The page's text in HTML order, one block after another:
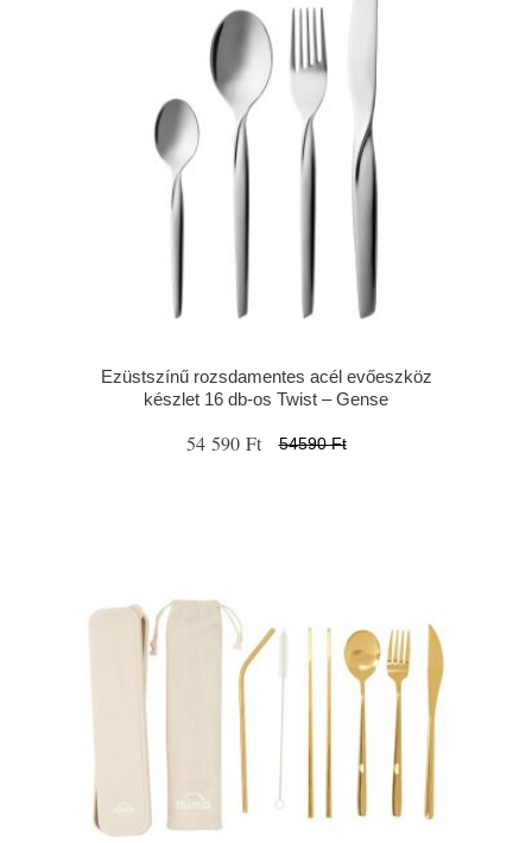
Ezüstszínű rozsdamentes acél evőeszköz
készlet 16 db-os Twist – Gense
54 590 Ft 54590 Ft